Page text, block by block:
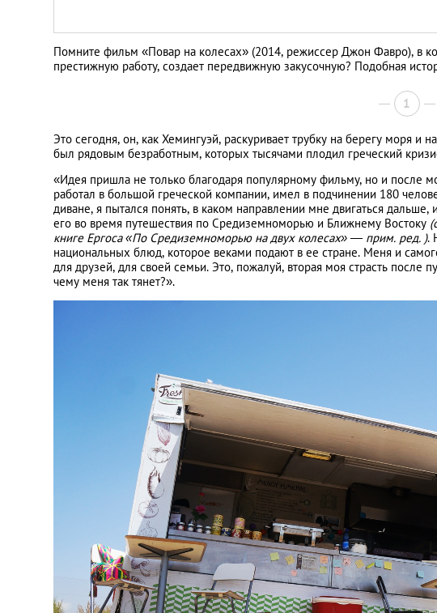
Помните фильм «Повар на колесах» (2014, режиссер Джон Фавро), в
престижную работу, создает передвижную закусочную? Подобная
1
Это сегодня, он, как Хемингуэй, раскуривает трубку на берегу моря и
был рядовым безработным, которых тысячами плодил греческий
«Идея пришла не только благодаря популярному фильму, но и после
работал в большой греческой компании, имел в подчинении 180
диване, я пытался понять, в каком направлении мне двигаться
его во время путешествия по Средиземноморью и Ближнему Востоку
книге Ергоса «По Средиземноморью на двух колесах» — прим. ред. ).
национальных блюд, которое веками подают в ее стране. Меня и
для друзей, для своей семьи. Это, пожалуй, вторая моя страсть после
чему меня так тянет?».